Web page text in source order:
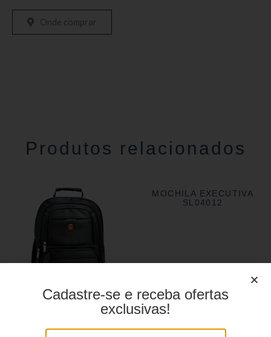
Onde comprar
Produtos relacionados
YS28047
MOCHILA EXECUTIVA
SL04012
Cadastre-se e receba ofertas
exclusivas!